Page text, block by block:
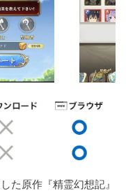
た原作『精霊幻想記』